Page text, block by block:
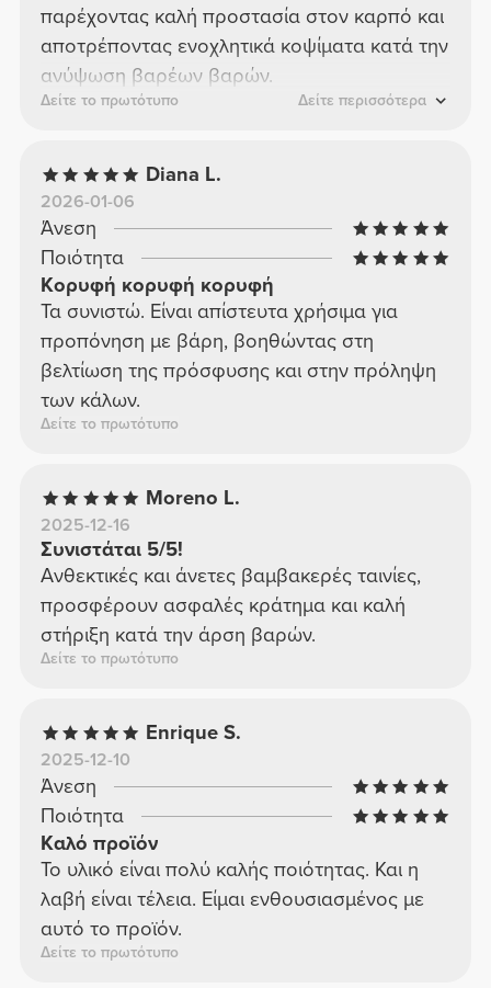
παρέχοντας καλή προστασία στον καρπό και
αποτρέποντας ενοχλητικά κοψίματα κατά την
ανύψωση βαρέων βαρών.
Δείτε το πρωτότυπο Δείτε περισσότερα
Diana L.
2026-01-06
Άνεση
Ποιότητα
Κορυφή κορυφή κορυφή
Τα συνιστώ. Είναι απίστευτα χρήσιμα για
προπόνηση με βάρη, βοηθώντας στη
βελτίωση της πρόσφυσης και στην πρόληψη
των κάλων.
Δείτε το πρωτότυπο
Moreno L.
2025-12-16
Συνιστάται 5/5!
Ανθεκτικές και άνετες βαμβακερές ταινίες,
προσφέρουν ασφαλές κράτημα και καλή
στήριξη κατά την άρση βαρών.
Δείτε το πρωτότυπο
Enrique S.
2025-12-10
Άνεση
Ποιότητα
Καλό προϊόν
Το υλικό είναι πολύ καλής ποιότητας. Και η
λαβή είναι τέλεια. Είμαι ενθουσιασμένος με
αυτό το προϊόν.
Δείτε το πρωτότυπο